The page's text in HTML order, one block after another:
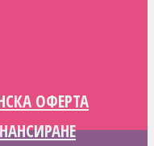
ОФЕРТА